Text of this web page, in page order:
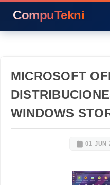
CompuTekni
MICROSOFT
WINDOWS
01 JUN